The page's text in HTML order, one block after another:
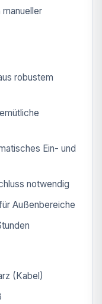
robustem
Ein- und
notwendig
Außenbereiche
(Kabel)